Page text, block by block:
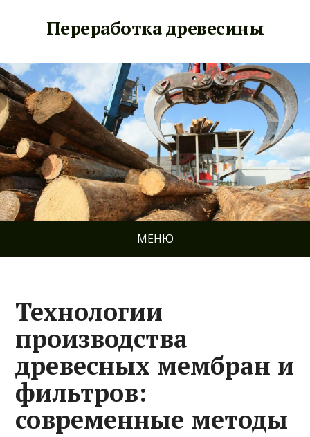
Переработка древесины
МЕНЮ
Технологии
производства
древесных мембран и
фильтров:
современные методы